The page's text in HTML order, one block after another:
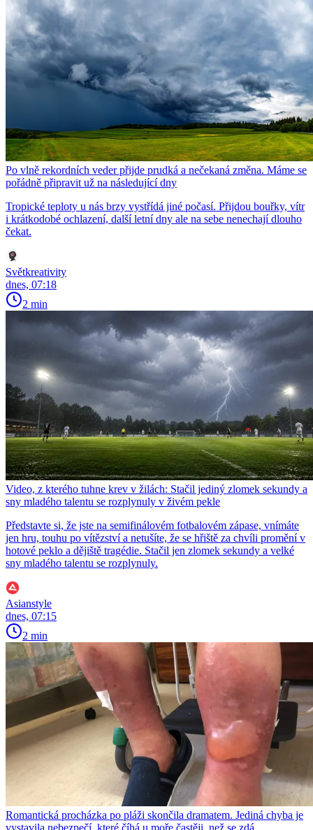
Po vlně rekordních veder přijde prudká a nečekaná změna. Máme se
pořádně připravit už na následující dny
Tropické teploty u nás brzy vystřídá jiné počasí. Přijdou bouřky, vítr
i krátkodobé ochlazení, další letní dny ale na sebe nenechají dlouho
čekat.
Světkreativity
dnes, 07:18
2 min
Video, z kterého tuhne krev v žilách: Stačil jediný zlomek sekundy a
sny mladého talentu se rozplynuly v živém pekle
Představte si, že jste na semifinálovém fotbalovém zápase, vnímáte
jen hru, touhu po vítězství a netušíte, že se hřiště za chvíli promění v
hotové peklo a dějiště tragédie. Stačil jen zlomek sekundy a velké
sny mladého talentu se rozplynuly.
Asianstyle
dnes, 07:15
2 min
Romantická procházka po pláži skončila dramatem. Jediná chyba je
vystavila nebezpečí, které číhá u moře častěji, než se zdá